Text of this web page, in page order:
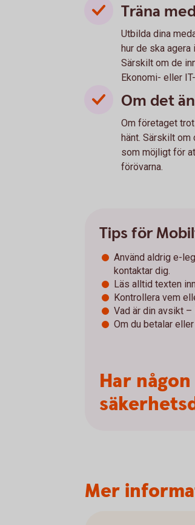
Träna
Utbilda dina
hur de ska agera
Särskilt om de
Ekonomi- eller
Om det
Om företaget
hänt. Särskilt om
som möjligt för
förövarna.
Tips för
Använd aldrig e-
kontaktar dig.
Läs alltid texten
Kontrollera vem
Vad är din avsikt
Om du betalar
Har
Mer